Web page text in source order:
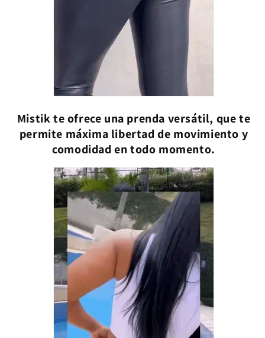
Mistik te ofrece una prenda versátil, que te
permite máxima libertad de movimiento y
comodidad en todo momento.